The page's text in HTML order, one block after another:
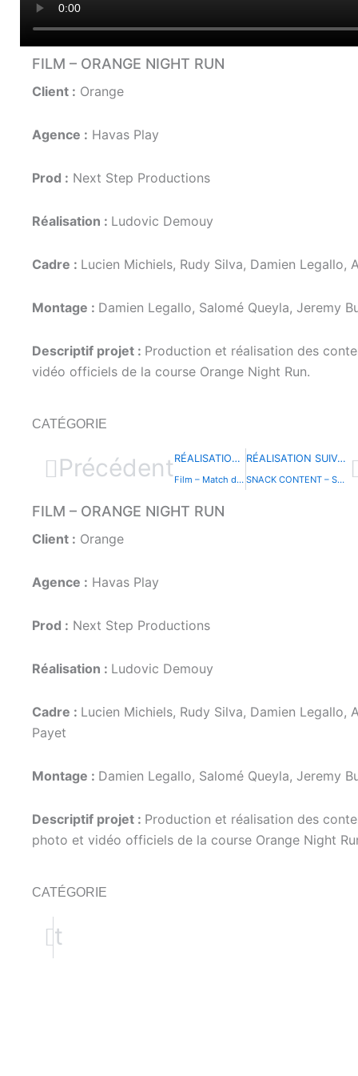
FILM – ORANGE NIGHT RUN
Client : Orange
Agence : Havas Play
Prod : Next Step Productions
Réalisation : Ludovic Demouy
Cadre : Lucien Michiels, Rudy Silva, Damien Legallo,
Montage : Damien Legallo, Salomé Queyla, Jeremy
Descriptif projet : Production et réalisation des
vidéo officiels de la course Orange Night Run.
CATÉGORIE
Précédent RÉALISATION PRÉCÉDENTE
Film – Match des Héros Saison 3
RÉALISATION SUIVANTE
SNACK CONTENT – SONIA B. DANS 5 ANS ?
FILM – ORANGE NIGHT RUN
Client : Orange
Agence : Havas Play
Prod : Next Step Productions
Réalisation : Ludovic Demouy
Cadre : Lucien Michiels, Rudy Silva, Damien Legallo,
Payet
Montage : Damien Legallo, Salomé Queyla, Jeremy
Descriptif projet : Production et réalisation des
photo et vidéo officiels de la course Orange Night
CATÉGORIE
Précédent
SUIVANTE
– SONIA B. DANS 5 ANS ?